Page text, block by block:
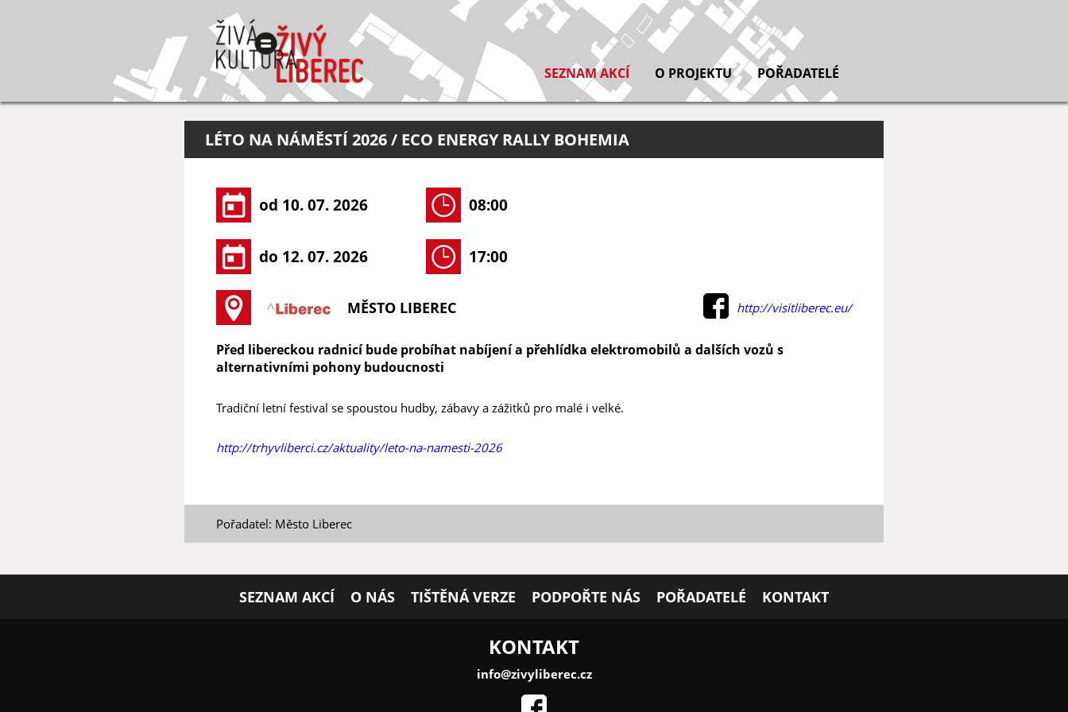
SEZNAM AKCÍ O PROJEKTU POŘADATELÉ
LÉTO NA NÁMĚSTÍ 2026 / ECO ENERGY RALLY BOHEMIA
od 10. 07. 2026 08:00
do 12. 07. 2026 17:00
MĚSTO LIBEREC http://visitliberec.eu/
Před libereckou radnicí bude probíhat nabíjení a přehlídka elektromobilů a dalších vozů s
alternativními pohony budoucnosti
Tradiční letní festival se spoustou hudby, zábavy a zážitků pro malé i velké.
http://trhyvliberci.cz/aktuality/leto-na-namesti-2026
Pořadatel: Město Liberec
SEZNAM AKCÍ O NÁS TIŠTĚNÁ VERZE PODPOŘTE NÁS POŘADATELÉ KONTAKT
KONTAKT
info@zivyliberec.cz